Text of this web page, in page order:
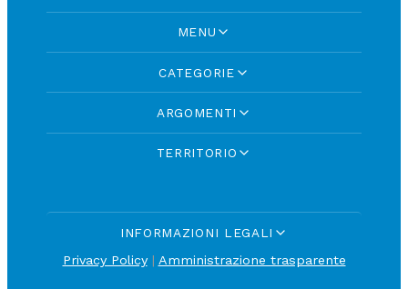
MENU
CATEGORIE
ARGOMENTI
TERRITORIO
INFORMAZIONI LEGALI
Privacy Policy| Amministrazione trasparente